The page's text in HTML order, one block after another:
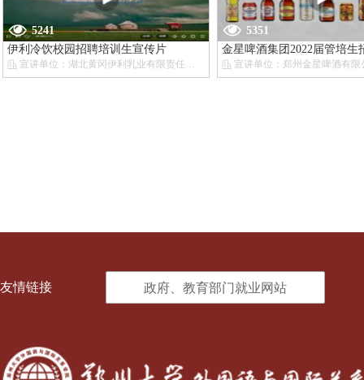
5241
伊利冷饮校园招聘培训生宣传片
宣讲单位：湖北黄冈伊利乳业有限责任公司
5351
金星啤酒集团2022届管培生
宣讲单位：郑州金星啤酒有限
友情链接 政府、教育部门就业网站